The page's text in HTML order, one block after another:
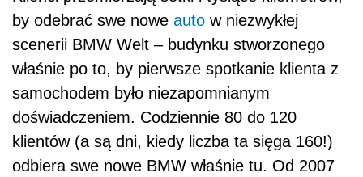
by odebrać swe nowe auto w niezwykłej
scenerii BMW Welt – budynku stworzonego
właśnie po to, by pierwsze spotkanie klienta z
samochodem było niezapomnianym
doświadczeniem. Codziennie 80 do 120
klientów (a są dni, kiedy liczba ta sięga 160!)
odbiera swe nowe BMW właśnie tu. Od 2007